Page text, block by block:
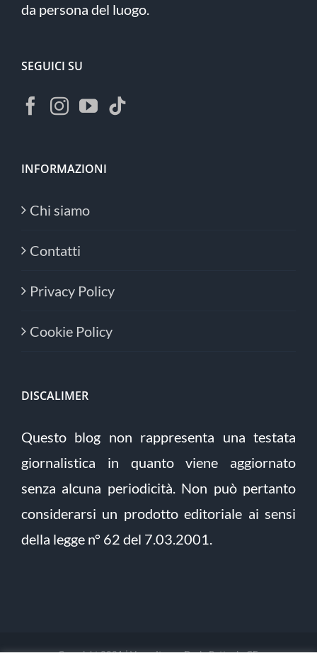
da persona del luogo.
SEGUICI SU
INFORMAZIONI
Chi siamo
Contatti
Privacy Policy
Cookie Policy
DISCALIMER
Questo blog non rappresenta una testata
giornalistica in quanto viene aggiornato
senza alcuna periodicità. Non può pertanto
considerarsi un prodotto editoriale ai sensi
della legge n° 62 del 7.03.2001.
Copyright 2021 | Verso Itaca - Dario Pettoni - CF: